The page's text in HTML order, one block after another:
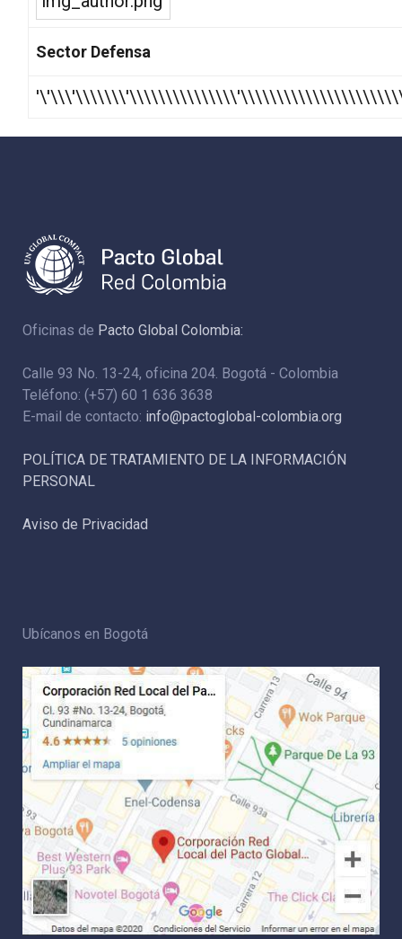
Sector Defensa
Oficinas de Pacto Global Colombia:
Calle 93 No. 13-24, oficina 204. Bogotá - Colombia
Teléfono: (+57) 60 1 636 3638
E-mail de contacto: info@pactoglobal-colombia.org
POLÍTICA DE TRATAMIENTO DE LA INFORMACIÓN
PERSONAL
Aviso de Privacidad
Ubícanos en Bogotá